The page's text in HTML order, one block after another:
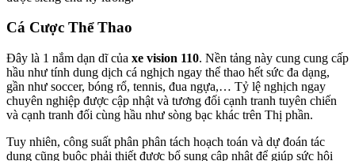
Cá Cược Thể Thao
Đây là 1 nắm dạn dĩ của xe vision 110. Nền tảng này cung cung cấp
hầu như tính dung dịch cá nghịch ngay thể thao hết sức đa dạng,
gần như soccer, bóng rổ, tennis, đua ngựa,… Tỷ lệ nghịch ngay
chuyên nghiệp được cập nhật và tương đối cạnh tranh tuyên chiến
và cạnh tranh đối cùng hầu như sòng bạc khác trên Thị phần.
Tuy nhiên, công suất phân phân tách hoạch toán và dự đoán tác
dụng cũng buộc phải thiết được bổ sung cập nhật để giúp sức hội